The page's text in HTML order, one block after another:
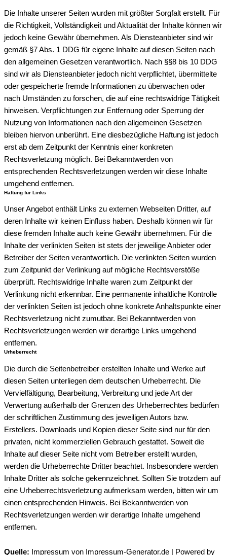
Die Inhalte unserer Seiten wurden mit größter Sorgfalt erstellt. Für
die Richtigkeit, Vollständigkeit und Aktualität der Inhalte können wir
jedoch keine Gewähr übernehmen. Als Diensteanbieter sind wir
gemäß §7 Abs. 1 DDG für eigene Inhalte auf diesen Seiten nach
den allgemeinen Gesetzen verantwortlich. Nach §§8 bis 10 DDG
sind wir als Diensteanbieter jedoch nicht verpflichtet, übermittelte
oder gespeicherte fremde Informationen zu überwachen oder
nach Umständen zu forschen, die auf eine rechtswidrige Tätigkeit
hinweisen. Verpflichtungen zur Entfernung oder Sperrung der
Nutzung von Informationen nach den allgemeinen Gesetzen
bleiben hiervon unberührt. Eine diesbezügliche Haftung ist jedoch
erst ab dem Zeitpunkt der Kenntnis einer konkreten
Rechtsverletzung möglich. Bei Bekanntwerden von
entsprechenden Rechtsverletzungen werden wir diese Inhalte
umgehend entfernen.
Haftung für Links
Unser Angebot enthält Links zu externen Webseiten Dritter, auf
deren Inhalte wir keinen Einfluss haben. Deshalb können wir für
diese fremden Inhalte auch keine Gewähr übernehmen. Für die
Inhalte der verlinkten Seiten ist stets der jeweilige Anbieter oder
Betreiber der Seiten verantwortlich. Die verlinkten Seiten wurden
zum Zeitpunkt der Verlinkung auf mögliche Rechtsverstöße
überprüft. Rechtswidrige Inhalte waren zum Zeitpunkt der
Verlinkung nicht erkennbar. Eine permanente inhaltliche Kontrolle
der verlinkten Seiten ist jedoch ohne konkrete Anhaltspunkte einer
Rechtsverletzung nicht zumutbar. Bei Bekanntwerden von
Rechtsverletzungen werden wir derartige Links umgehend
entfernen.
Urheberrecht
Die durch die Seitenbetreiber erstellten Inhalte und Werke auf
diesen Seiten unterliegen dem deutschen Urheberrecht. Die
Vervielfältigung, Bearbeitung, Verbreitung und jede Art der
Verwertung außerhalb der Grenzen des Urheberrechtes bedürfen
der schriftlichen Zustimmung des jeweiligen Autors bzw.
Erstellers. Downloads und Kopien dieser Seite sind nur für den
privaten, nicht kommerziellen Gebrauch gestattet. Soweit die
Inhalte auf dieser Seite nicht vom Betreiber erstellt wurden,
werden die Urheberrechte Dritter beachtet. Insbesondere werden
Inhalte Dritter als solche gekennzeichnet. Sollten Sie trotzdem auf
eine Urheberrechtsverletzung aufmerksam werden, bitten wir um
einen entsprechenden Hinweis. Bei Bekanntwerden von
Rechtsverletzungen werden wir derartige Inhalte umgehend
entfernen.
Quelle: Impressum von Impressum-Generator.de | Powered by